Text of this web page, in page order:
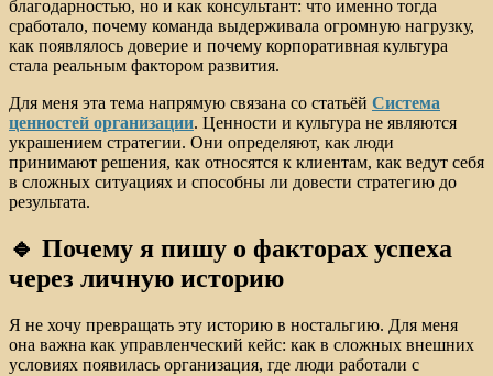
благодарностью, но и как консультант: что именно тогда
сработало, почему команда выдерживала огромную нагрузку,
как появлялось доверие и почему корпоративная культура
стала реальным фактором развития.
Для меня эта тема напрямую связана со статьёй Система
ценностей организации. Ценности и культура не являются
украшением стратегии. Они определяют, как люди
принимают решения, как относятся к клиентам, как ведут себя
в сложных ситуациях и способны ли довести стратегию до
результата.
🔹 Почему я пишу о факторах успеха
через личную историю
Я не хочу превращать эту историю в ностальгию. Для меня
она важна как управленческий кейс: как в сложных внешних
условиях появилась организация, где люди работали с